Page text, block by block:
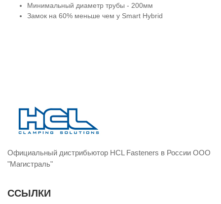
Минимальный диаметр трубы - 200мм
Замок на 60% меньше чем у Smart Hybrid
Официальный дистрибьютор HCL Fasteners в России ООО
"Магистраль"
ССЫЛКИ